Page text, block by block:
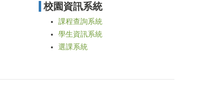
校園資訊系統
課程查詢系統
學生資訊系統
選課系統